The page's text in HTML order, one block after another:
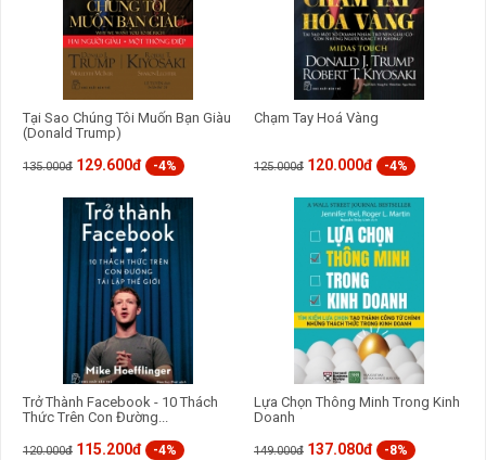
Tại Sao Chúng Tôi Muốn Bạn Giàu
(Donald Trump)
135.000đ 129.600đ -4%
Chạm Tay Hoá Vàng
125.000đ 120.000đ -4%
Trở Thành Facebook - 10 Thách
Thức Trên Con Đường...
120.000đ 115.200đ -4%
Lựa Chọn Thông Minh Trong Kinh
Doanh
149.000đ 137.080đ -8%